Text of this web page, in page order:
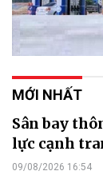
MỚI NHẤT
Sân bay
lực cạnh
09/08/2026 16:54